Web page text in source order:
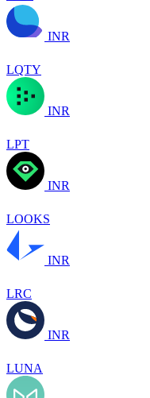
INR
LQTY
INR
LPT
INR
LOOKS
INR
LRC
INR
LUNA